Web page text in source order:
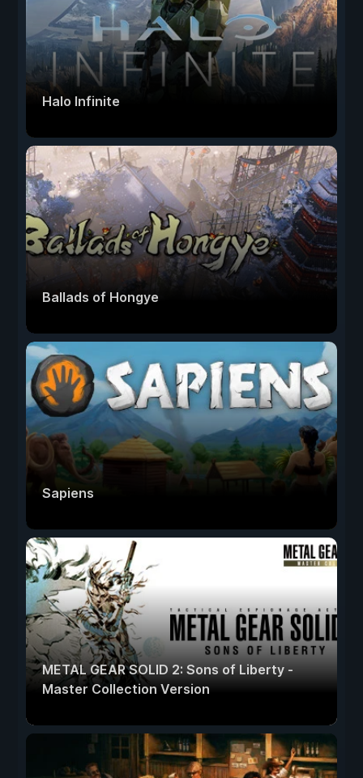
Halo Infinite
Ballads of Hongye
Sapiens
METAL GEAR SOLID 2: Sons of Liberty -
Master Collection Version